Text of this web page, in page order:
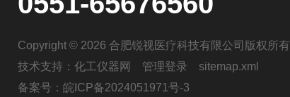
Copyright © 2026 合肥锐视医疗科技有限公司版权所有
技术支持： 化工仪器网 管理登录
sitemap.xml
备案号： 皖ICP备2024051971号-3